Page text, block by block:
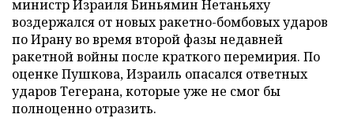
министр Израиля Биньямин Нетаньяху
воздержался от новых ракетно-бомбовых ударов
по Ирану во время второй фазы недавней
ракетной войны после краткого перемирия. По
оценке Пушкова, Израиль опасался ответных
ударов Тегерана, которые уже не смог бы
полноценно отразить.